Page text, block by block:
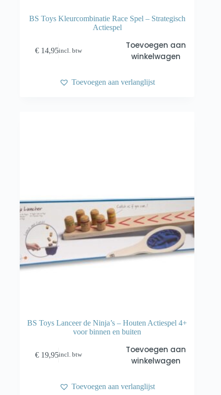
BS Toys Kleurcombinatie Race Spel – Strategisch
Actiespel
€ 14,95incl. btw
Toevoegen aan
winkelwagen
Toevoegen aan verlanglijst
BS Toys Lanceer de Ninja’s – Houten Actiespel 4+
voor binnen en buiten
€ 19,95incl. btw
Toevoegen aan
winkelwagen
Toevoegen aan verlanglijst